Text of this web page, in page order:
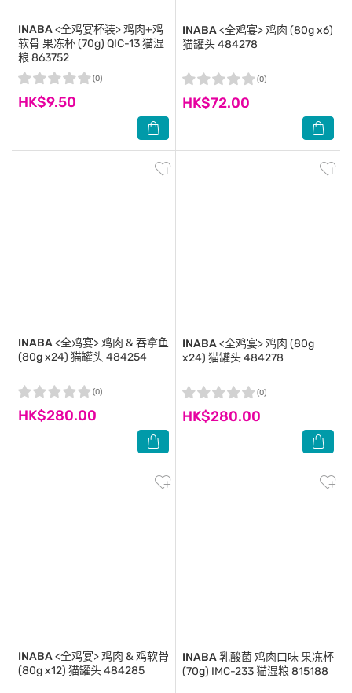
INABA<全鸡宴杯装> 鸡肉+鸡
软骨 果冻杯 (70g) QIC-13 猫湿
粮 863752
HK$9.50
(0)
INABA<全鸡宴> 鸡肉 (80g x6)
猫罐头 484278
HK$72.00
(0)
INABA<全鸡宴> 鸡肉 & 吞拿鱼
(80g x24) 猫罐头 484254
HK$280.00
(0)
INABA<全鸡宴> 鸡肉 (80g
x24) 猫罐头 484278
HK$280.00
(0)
INABA<全鸡宴> 鸡肉 & 鸡软骨
(80g x12) 猫罐头 484285
INABA乳酸菌 鸡肉口味 果冻杯
(70g) IMC-233 猫湿粮 815188